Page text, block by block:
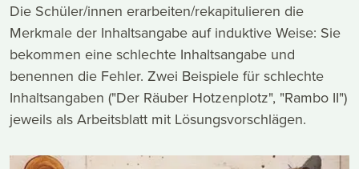
Die Schüler/innen erarbeiten/rekapitulieren die
Merkmale der Inhaltsangabe auf induktive Weise: Sie
bekommen eine schlechte Inhaltsangabe und
benennen die Fehler. Zwei Beispiele für schlechte
Inhaltsangaben ("Der Räuber Hotzenplotz", "Rambo II")
jeweils als Arbeitsblatt mit Lösungsvorschlägen.